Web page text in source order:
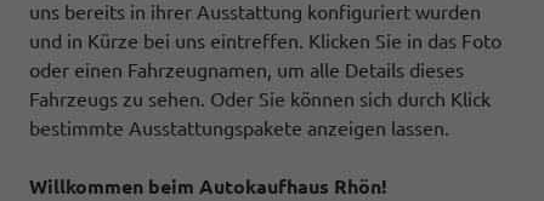
uns bereits in ihrer Ausstattung konfiguriert wurden
und in Kürze bei uns eintreffen. Klicken Sie in das Foto
oder einen Fahrzeugnamen, um alle Details dieses
Fahrzeugs zu sehen. Oder Sie können sich durch Klick
bestimmte Ausstattungspakete anzeigen lassen.
Willkommen beim Autokaufhaus Rhön!